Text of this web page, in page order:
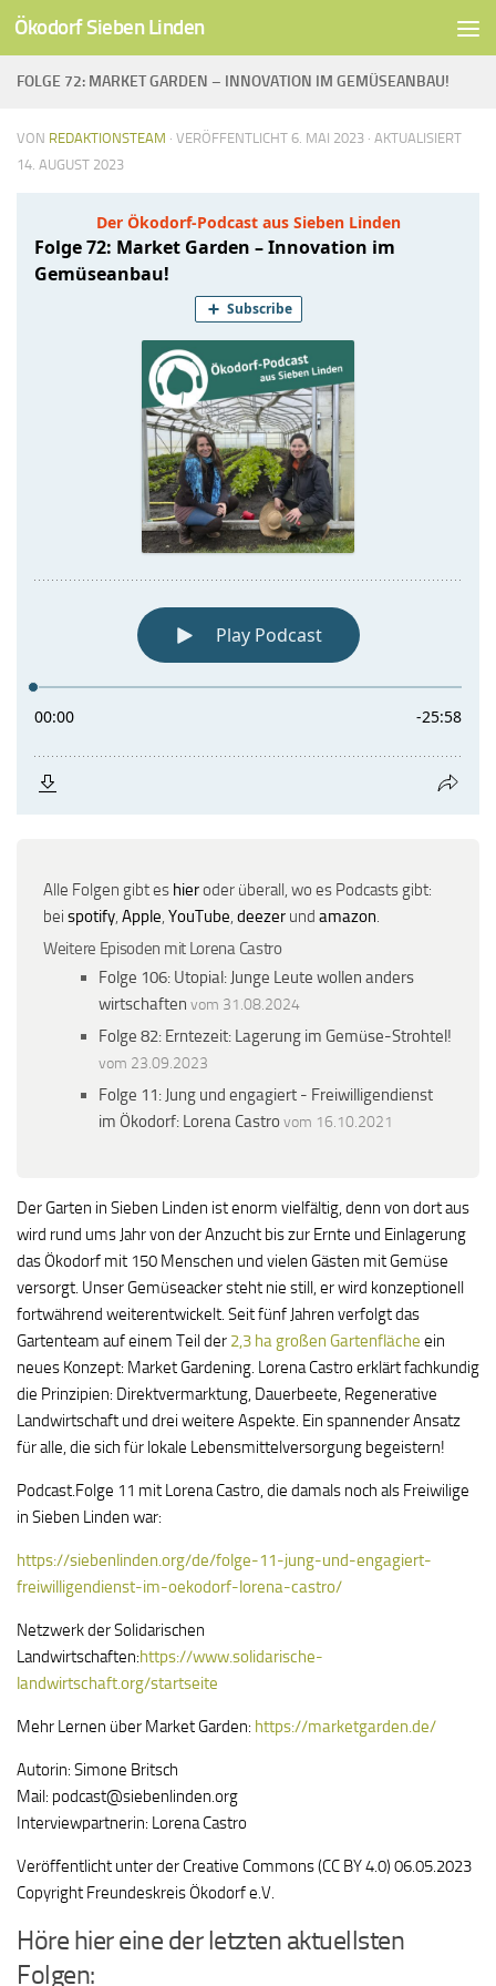
Unter dem Inhalt
Ökodorf Sieben Linden
FOLGE 72: MARKET GARDEN – INNOVATION IM GEMÜSEANBAU!
VON REDAKTIONSTEAM · VERÖFFENTLICHT 6. MAI 2023 · AKTUALISIERT
14. AUGUST 2023
Alle Folgen gibt es hieroder überall, wo es Podcasts gibt:
bei spotify, Apple, YouTube, deezer und amazon.
Weitere Episoden mit Lorena Castro
Folge 106: Utopial: Junge Leute wollen anders
wirtschaften vom 31.08.2024
Folge 82: Erntezeit: Lagerung im Gemüse-Strohtel!
vom 23.09.2023
Folge 11: Jung und engagiert - Freiwilligendienst
im Ökodorf: Lorena Castrovom 16.10.2021
Der Garten in Sieben Linden ist enorm vielfältig, denn von dort aus
wird rund ums Jahr von der Anzucht bis zur Ernte und Einlagerung
das Ökodorf mit 150 Menschen und vielen Gästen mit Gemüse
versorgt. Unser Gemüseacker steht nie still, er wird konzeptionell
fortwährend weiterentwickelt. Seit fünf Jahren verfolgt das
Gartenteam auf einem Teil der 2,3 ha großen Gartenfläche ein
neues Konzept: Market Gardening. Lorena Castro erklärt fachkundig
die Prinzipien: Direktvermarktung, Dauerbeete, Regenerative
Landwirtschaft und drei weitere Aspekte. Ein spannender Ansatz
für alle, die sich für lokale Lebensmittelversorgung begeistern!
Podcast.Folge 11 mit Lorena Castro, die damals noch als Freiwilige
in Sieben Linden war:
https://siebenlinden.org/de/folge-11-jung-und-engagiert-
freiwilligendienst-im-oekodorf-lorena-castro/
Netzwerk der Solidarischen
Landwirtschaften:https://www.solidarische-
landwirtschaft.org/startseite
Mehr Lernen über Market Garden: https://marketgarden.de/
Autorin: Simone Britsch
Mail: podcast@siebenlinden.org
Interviewpartnerin: Lorena Castro
Veröffentlicht unter der Creative Commons (CC BY 4.0) 06.05.2023
Copyright Freundeskreis Ökodorf e.V.
Höre hier eine der letzten aktuellsten
Folgen: